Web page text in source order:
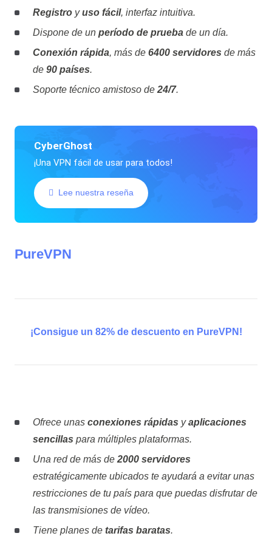
Registroyuso fácil, interfaz intuitiva.
Dispone de un período de pruebade un día.
Conexión rápida, más de 6400 servidores de más
de 90 países.
Soporte técnico amistoso de 24/7.
CyberGhost
¡Una VPN fácil de usar para todos!
Lee nuestra reseña
PureVPN
¡Consigue un 82% de descuento en PureVPN!
Ofrece unas conexiones rápidas yaplicaciones
sencillas para múltiples plataformas.
Una red de más de 2000 servidores
estratégicamente ubicados te ayudará a evitar unas
restricciones de tu país para que puedas disfrutar de
las transmisiones de vídeo.
Tiene planes de tarifas baratas.